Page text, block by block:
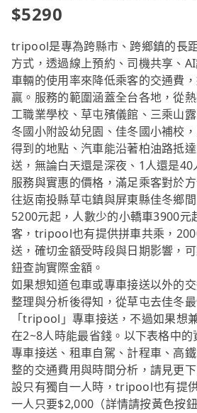
$5290
tripool是專為跨縣市、跨鄉鎮的長
方式，透過線上預約、司機共享、
車輛的使用率來降低乘客的交通費
贏。服務的範圍涵蓋全台各地，從
工職業學校、草屯殯儀館、三乘山
冬國小附設幼兒園、佳冬國小補校
得到的地點、汽車能沿著柏油路抵
送，無論白天還是深夜、1人還是
服務與實惠的價格，滿足乘客對於
往返南投縣草屯鎮與屏東縣佳冬鄉
5200元起，人數少的小轎車3900元
客，tripool也有提供拼車共乘，
送，確切金額受時段與日期影響，
鈕查詢實際金額。
如果想知道包車或專車接送以外的
整理與分析後得知，從草屯去佳冬
「tripool」專車接送，不過如果想
在2~8人時能最省錢。以下表格中的
專車接送、租車自駕、計程車、高
整的交通費用與時間分析，請見更
設只有獨自一人時，tripool也有提
一人只要$2,000（詳情請按黃色按